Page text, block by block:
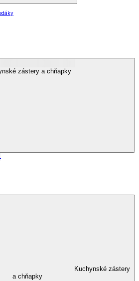
zástery a chňapky
Kuchynské zástery
a chňapky